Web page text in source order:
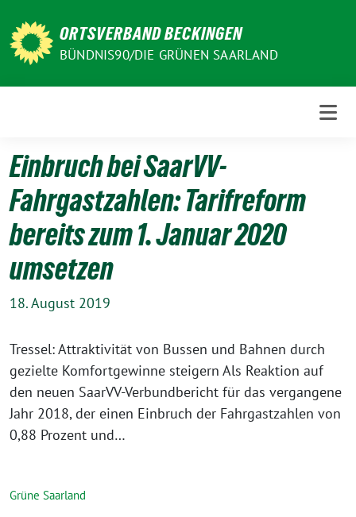
zum
Inhalt
ORTSVERBAND BECKINGEN
BÜNDNIS90/DIE GRÜNEN SAARLAND
Einbruch bei SaarVV-
Fahrgastzahlen: Tarifreform
bereits zum 1. Januar 2020
umsetzen
18. August 2019
Tressel: Attraktivität von Bussen und Bahnen durch
gezielte Komfortgewinne steigern Als Reaktion auf
den neuen SaarVV-Verbundbericht für das vergangene
Jahr 2018, der einen Einbruch der Fahrgastzahlen von
0,88 Prozent und…
Grüne Saarland